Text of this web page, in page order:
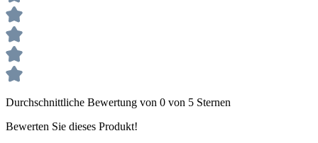
Durchschnittliche Bewertung von 0 von 5 Sternen
Bewerten Sie dieses Produkt!